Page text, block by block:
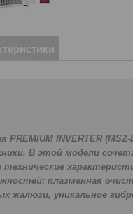
PREMIUM INVERTER
В этой модели
плазменная
жалюзи, уникальное